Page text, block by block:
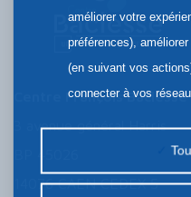
Centre François Baclesse
3 avenue général Harris
14076 CAEN CEDEX 5
améliorer votre
préférences),
(en suivant vos
connecter à vos
la publicité
nos partenaires.